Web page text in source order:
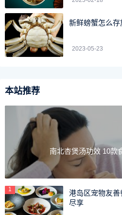
新鲜螃蟹怎么
2023-05-23
本站推荐
南北杏煲汤功效 10款
1
港岛区宠物友
尽享